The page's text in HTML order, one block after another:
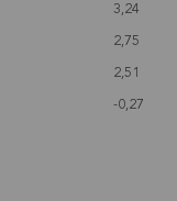
3,24
2,75
2,51
-0,27